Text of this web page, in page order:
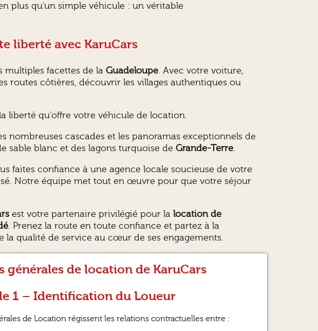
plus qu'un simple véhicule : un véritable
liberté avec KaruCars
facettes de la Guadeloupe. Avec votre voiture,
routes côtières, découvrir les villages authentiques ou
liberté qu'offre votre véhicule de location.
nombreuses cascades et les panoramas exceptionnels de
sable blanc et des lagons turquoise de Grande-Terre.
faites confiance à une agence locale soucieuse de votre
Notre équipe met tout en œuvre pour que votre séjour
est votre partenaire privilégié pour la location de
. Prenez la route en toute confiance et partez à la
la qualité de service au cœur de ses engagements.
générales de location de KaruCars
1 – Identification du Loueur
de Location régissent les relations contractuelles entre :